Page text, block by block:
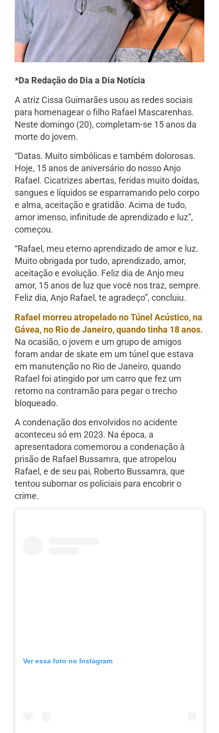
*Da Redação do Dia a Dia Notícia
A atriz Cissa Guimarães usou as redes sociais
para homenagear o filho Rafael Mascarenhas.
Neste domingo (20), completam-se 15 anos da
morte do jovem.
“Datas. Muito simbólicas e também dolorosas.
Hoje, 15 anos de aniversário do nosso Anjo
Rafael. Cicatrizes abertas, feridas muito doídas,
sangues e líquidos se esparramando pelo corpo
e alma, aceitação e gratidão. Acima de tudo,
amor imenso, infinitude de aprendizado e luz”,
começou.
“Rafael, meu eterno aprendizado de amor e luz.
Muito obrigada por tudo, aprendizado, amor,
aceitação e evolução. Feliz dia de Anjo meu
amor, 15 anos de luz que você nos traz, sempre.
Feliz dia, Anjo Rafael, te agradeço”, concluiu.
Rafael morreu atropelado no Túnel Acústico, na
Gávea, no Rio de Janeiro, quando tinha 18 anos.
Na ocasião, o jovem e um grupo de amigos
foram andar de skate em um túnel que estava
em manutenção no Rio de Janeiro, quando
Rafael foi atingido por um carro que fez um
retorno na contramão para pegar o trecho
bloqueado.
A condenação dos envolvidos no acidente
aconteceu só em 2023. Na época, a
apresentadora comemorou a condenação à
prisão de Rafael Bussamra, que atropelou
Rafael, e de seu pai, Roberto Bussamra, que
tentou subornar os policiais para encobrir o
crime.
Ver essa foto no Instagram